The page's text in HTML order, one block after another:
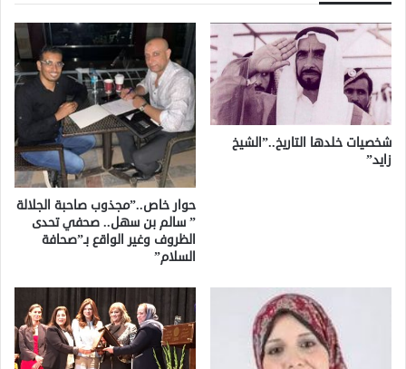
شخصيات خلدها التاريخ..”الشيخ
زايد”
حوار خاص..”مجذوب صاحبة الجلالة
” سالم بن سهل.. صحفي تحدى
الظروف وغير الواقع بـ”صحافة
السلام”